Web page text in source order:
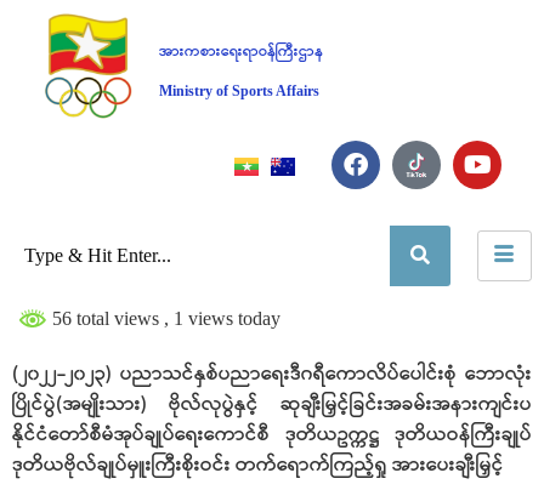
အားကစားရေးရာဝန်ကြီးဌာန
Ministry of Sports Affairs
56 total views , 1 views today
(၂၀၂၂-၂၀၂၃) ပညာသင်နှစ်ပညာရေးဒီဂရီကောလိပ်ပေါင်းစုံ ဘောလုံး
ပြိုင်ပွဲ(အမျိုးသား) ဗိုလ်လုပွဲနှင့် ဆုချီးမြှင့်ခြင်းအခမ်းအနားကျင်းပ
နိုင်ငံတော်စီမံအုပ်ချုပ်ရေးကောင်စီ ဒုတိယဥက္ကဋ္ဌ ဒုတိယဝန်ကြီးချုပ်
ဒုတိယဗိုလ်ချုပ်မှူးကြီးစိုးဝင်း တက်ရောက်ကြည့်ရှု အားပေးချီးမြှင့်